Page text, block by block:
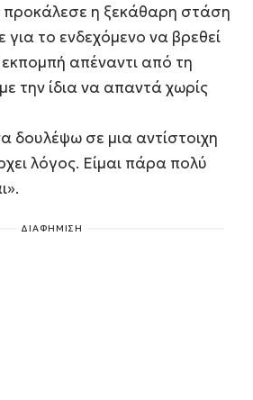
προκάλεσε η ξεκάθαρη στάση
το ενδεχόμενο να βρεθεί
απέναντι από τη
την ίδια να απαντά χωρίς
δουλέψω σε μια αντίστοιχη
λόγος. Είμαι πάρα πολύ
ΔΙΑΦΗΜΙΣΗ